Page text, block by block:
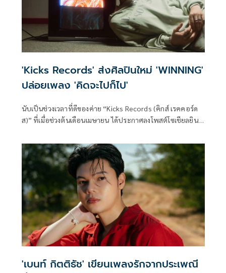
'Kicks Records' ส่งศิลปินใหม่ 'WINNING'
ปล่อยเพลง 'คิดจะไปก็ไป'
นับเป็นช่วงเวลาที่ดีของค่าย “Kicks Records (คิกส์ เรคคอร์ด
ส)” ที่เมื่อช่วงต้นเดือนเมษายน ได้ประกาศลงโพสต์โซเชียลยินดี
“WINNING” (วินนิ่ง-เมธาวิน คุ้มโห้) พร้อมปล่อยซิงเกิลแรกให้
ได้ฟังกันแล้วชื่อว่า “คิดจะไปก็ไป (It was never me)” กับแนว
เพลงป๊อบร็อกที่ผสานความดิบ เซอร์ของเจ้าตัวเข้าไว้ด้วยกัน
อย่างลงตัว
'เบนท์ กิตติธัช' เขียนเพลงรักจากประเพณี